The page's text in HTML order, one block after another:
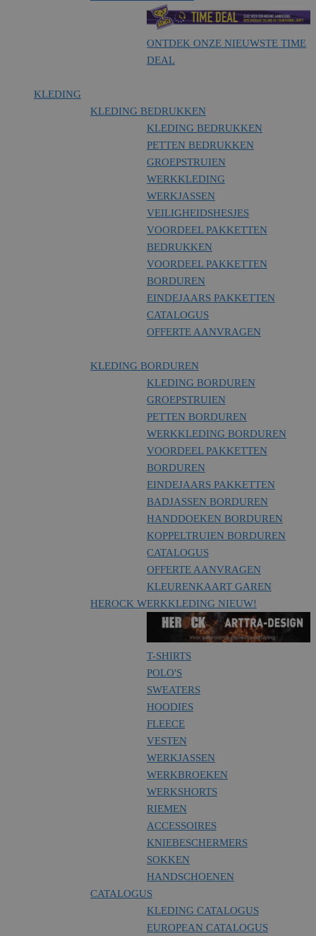
ONTDEK ONZE NIEUWSTE TIME
DEAL
KLEDING
KLEDING BEDRUKKEN
KLEDING BEDRUKKEN
PETTEN BEDRUKKEN
GROEPSTRUIEN
WERKKLEDING
WERKJASSEN
VEILIGHEIDSHESJES
VOORDEEL PAKKETTEN
BEDRUKKEN
VOORDEEL PAKKETTEN
BORDUREN
EINDEJAARS PAKKETTEN
CATALOGUS
OFFERTE AANVRAGEN
KLEDING BORDUREN
KLEDING BORDUREN
GROEPSTRUIEN
PETTEN BORDUREN
WERKKLEDING BORDUREN
VOORDEEL PAKKETTEN
BORDUREN
EINDEJAARS PAKKETTEN
BADJASSEN BORDUREN
HANDDOEKEN BORDUREN
KOPPELTRUIEN BORDUREN
CATALOGUS
OFFERTE AANVRAGEN
KLEURENKAART GAREN
HEROCK WERKKLEDING NIEUW!
T-SHIRTS
POLO'S
SWEATERS
HOODIES
FLEECE
VESTEN
WERKJASSEN
WERKBROEKEN
WERKSHORTS
RIEMEN
ACCESSOIRES
KNIEBESCHERMERS
SOKKEN
HANDSCHOENEN
CATALOGUS
KLEDING CATALOGUS
EUROPEAN CATALOGUS